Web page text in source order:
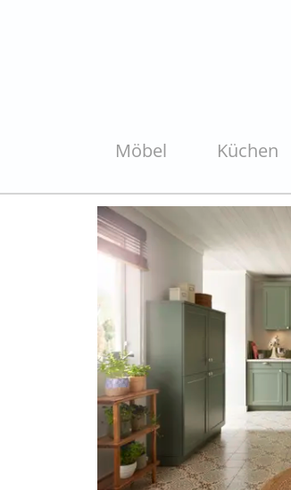
Möbel Küchen